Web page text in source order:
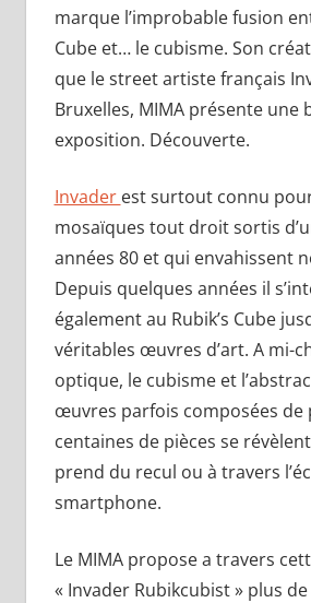
marque l’improbable fusion
Cube et… le cubisme. Son
que le street artiste français
Bruxelles, MIMA présente une
exposition. Découverte.
Invader est surtout connu
mosaïques tout droit sortis
années 80 et qui envahissent
Depuis quelques années il
également au Rubik’s Cube
véritables œuvres d’art. A mi-
optique, le cubisme et
œuvres parfois composées de
centaines de pièces se
prend du recul ou à travers
smartphone.
Le MIMA propose a travers
« Invader Rubikcubist » plus